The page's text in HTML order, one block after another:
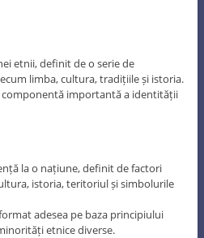
etnii, definit de o serie de
limba, cultura, tradițiile și istoria.
importantă a identității
la o națiune, definit de factori
istoria, teritoriul și simbolurile
adesea pe baza principiului
etnice diverse.